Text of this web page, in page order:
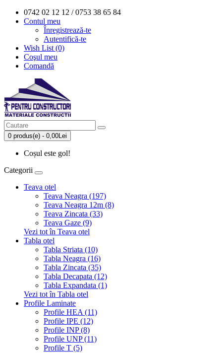
0742 02 12 12 / 0753 38 65 84
Contul meu
Înregistrează-te
Autentifică-te
Wish List (0)
Coşul meu
Comandă
0 produs(e) - 0,00Lei
Coșul este gol!
Categorii
Teava otel
Teava Neagra (197)
Teava Neagra 12m (8)
Teava Zincata (33)
Teava Gaze (9)
Vezi tot în Teava otel
Tabla otel
Tabla Striata (10)
Tabla Neagra (16)
Tabla Zincata (35)
Tabla Decapata (12)
Tabla Expandata (1)
Vezi tot în Tabla otel
Profile Laminate
Profile HEA (11)
Profile IPE (12)
Profile INP (8)
Profile UNP (11)
Profile T (5)